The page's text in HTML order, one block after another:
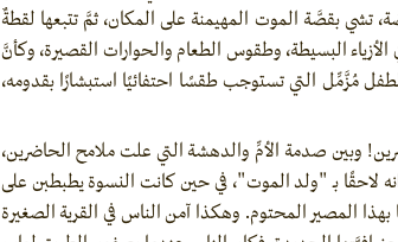
تشي بقصَّة الموت المهيمنة على المكان، ثمَّ تتبعها لقطةٌ
الأزياء البسيطة، وطقوس الطعام والحوارات القصيرة، وكأنَّ
مُزَّمِّل التي تستوجب طقسًا احتفائيًا استبشارًا بقدومه،
وبين صدمة الأمِّ والدهشة التي علت ملامح الحاضرين،
لاحقًا بـ "ولد الموت"، في حين كانت النسوة يطبطبن على
المصير المحتوم. وهكذا آمن الناس في القرية الصغيرة